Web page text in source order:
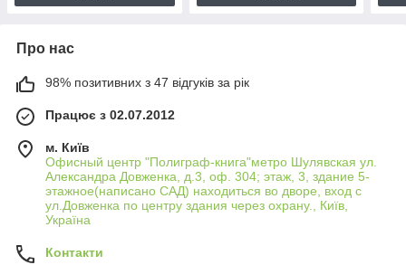
Про нас
98% позитивних з 47 відгуків за рік
Працює з 02.07.2012
м. Київ
Офисный центр "Полиграф-книга"метро Шулявская ул.
Александра Довженка, д.3, оф. 304; этаж, 3, здание 5-
этажное(написано САД) находиться во дворе, вход с
ул.Довженка по центру здания через охрану., Київ,
Україна
Контакти